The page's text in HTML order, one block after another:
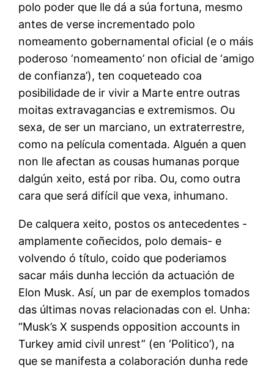
polo poder que lle dá a súa fortuna, mesmo
antes de verse incrementado polo
nomeamento gobernamental oficial (e o máis
poderoso ‘nomeamento’ non oficial de ‘amigo
de confianza’), ten coqueteado coa
posibilidade de ir vivir a Marte entre outras
moitas extravagancias e extremismos. Ou
sexa, de ser un marciano, un extraterrestre,
como na película comentada. Alguén a quen
non lle afectan as cousas humanas porque
dalgún xeito, está por riba. Ou, como outra
cara que será difícil que vexa, inhumano.
De calquera xeito, postos os antecedentes -
amplamente coñecidos, polo demais- e
volvendo ó título, coido que poderiamos
sacar máis dunha lección da actuación de
Elon Musk. Así, un par de exemplos tomados
das últimas novas relacionadas con el. Unha:
“Musk’s X suspends opposition accounts in
Turkey amid civil unrest” (en ‘Politico’), na
que se manifesta a colaboración dunha rede